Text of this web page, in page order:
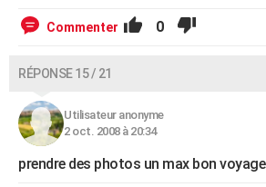
Commenter 0
RÉPONSE 15 / 21
Utilisateur anonyme
2 oct. 2008 à 20:34
prendre des photos un max bon voyage